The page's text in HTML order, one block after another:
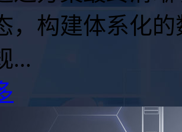
，构建体系化
...